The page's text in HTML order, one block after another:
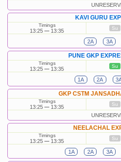
KAVI GURU
Timings
13:25 13:35 Su
2A 3A
PUNE GKP
Timings
13:25 13:35 Su
1A 2A
GKP CSTM
Timings
13:25 13:35 Su
NEELACHAL
Timings
13:25 13:35 Su
1A 2A 3A